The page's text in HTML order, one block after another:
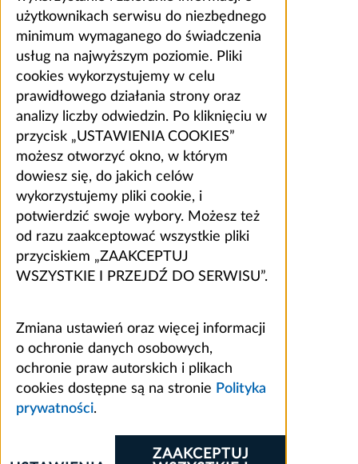
użytkownikach serwisu do niezbędnego
minimum wymaganego do świadczenia
usług na najwyższym poziomie. Pliki
cookies wykorzystujemy w celu
prawidłowego działania strony oraz
analizy liczby odwiedzin. Po kliknięciu w
przycisk „USTAWIENIA COOKIES”
możesz otworzyć okno, w którym
dowiesz się, do jakich celów
wykorzystujemy pliki cookie, i
potwierdzić swoje wybory. Możesz też
od razu zaakceptować wszystkie pliki
przyciskiem „ZAAKCEPTUJ
WSZYSTKIE I PRZEJDŹ DO SERWISU”.
Zmiana ustawień oraz więcej informacji
o ochronie danych osobowych,
ochronie praw autorskich i plikach
cookies dostępne są na stronie Polityka
prywatności.
ZAAKCEPTUJ